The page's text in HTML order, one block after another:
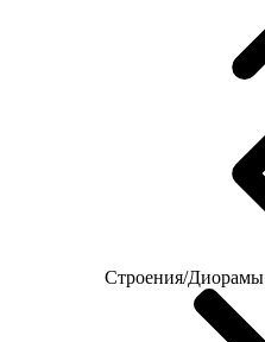
Строения/Диорамы